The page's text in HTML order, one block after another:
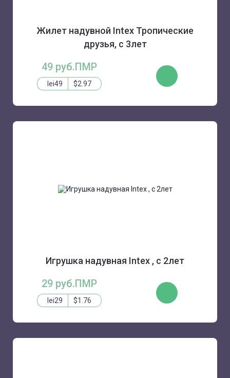
Жилет надувной Intex Тропические
друзья, с 3лет
49 руб.ПМР
lei49 $2.97
КУПИТЬ
Игрушка надувная Intex , с 2лет
29 руб.ПМР
lei29 $1.76
КУПИТЬ